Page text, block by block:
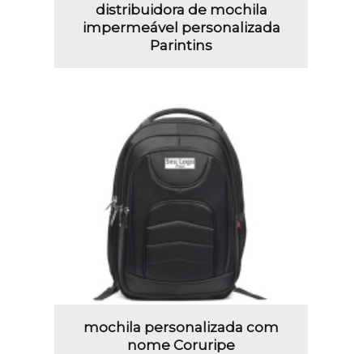
distribuidora de mochila
impermeável personalizada
Parintins
mochila personalizada com
nome Coruripe